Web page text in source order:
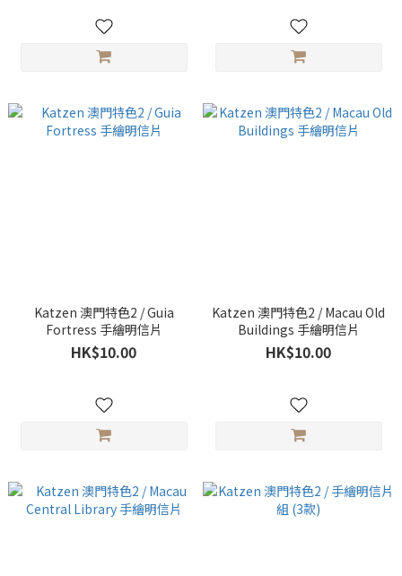
Katzen 澳門特色2 / Guia
Fortress 手繪明信片
HK$10.00
Katzen 澳門特色2 / Macau Old
Buildings 手繪明信片
HK$10.00